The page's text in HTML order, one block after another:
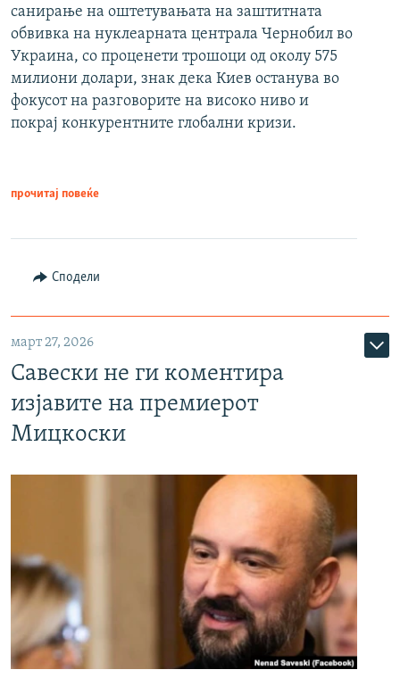
санирање на оштетувањата на заштитната
обвивка на нуклеарната централа Чернобил во
Украина, со проценети трошоци од околу 575
милиони долари, знак дека Киев останува во
фокусот на разговорите на високо ниво и
покрај конкурентните глобални кризи.
прочитај повеќе
Сподели
март 27, 2026
Савески не ги коментира
изјавите на премиерот
Мицкоски